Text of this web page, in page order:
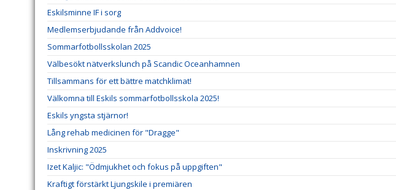
Eskilsminne IF i sorg
Medlemserbjudande från Addvoice!
Sommarfotbollsskolan 2025
Välbesökt nätverkslunch på Scandic Oceanhamnen
Tillsammans för ett bättre matchklimat!
Välkomna till Eskils sommarfotbollsskola 2025!
Eskils yngsta stjärnor!
Lång rehab medicinen för "Dragge"
Inskrivning 2025
Izet Kaljic: "Ödmjukhet och fokus på uppgiften"
Kraftigt förstärkt Ljungskile i premiären